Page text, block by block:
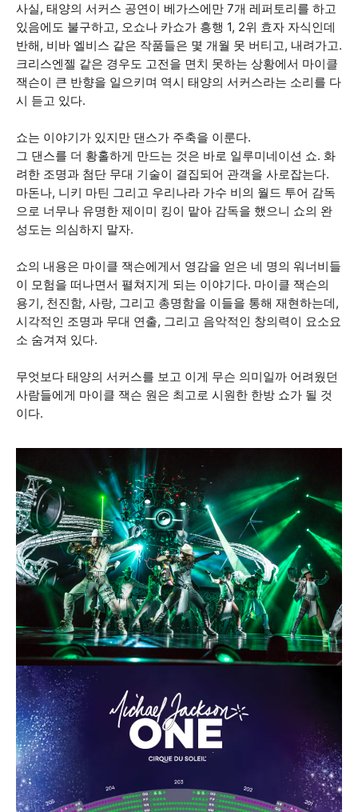
사실, 태양의 서커스 공연이 베가스에만 7개 레퍼토리를 하고
있음에도 불구하고, 오쇼나 카쇼가 흥행 1, 2위 효자 자식인데
반해, 비바 엘비스 같은 작품들은 몇 개월 못 버티고, 내려가고.
크리스엔젤 같은 경우도 고전을 면치 못하는 상황에서 마이클
잭슨이 큰 반향을 일으키며 역시 태양의 서커스라는 소리를 다
시 듣고 있다.
쇼는 이야기가 있지만 댄스가 주축을 이룬다.
그 댄스를 더 황홀하게 만드는 것은 바로 일루미네이션 쇼. 화
려한 조명과 첨단 무대 기술이 결집되어 관객을 사로잡는다.
마돈나, 니키 마틴 그리고 우리나라 가수 비의 월드 투어 감독
으로 너무나 유명한 제이미 킹이 맡아 감독을 했으니 쇼의 완
성도는 의심하지 말자.
쇼의 내용은 마이클 잭슨에게서 영감을 얻은 네 명의 워너비들
이 모험을 떠나면서 펼쳐지게 되는 이야기다. 마이클 잭슨의
용기, 천진함, 사랑, 그리고 총명함을 이들을 통해 재현하는데,
시각적인 조명과 무대 연출, 그리고 음악적인 창의력이 요소요
소 숨겨져 있다.
무엇보다 태양의 서커스를 보고 이게 무슨 의미일까 어려웠던
사람들에게 마이클 잭슨 원은 최고로 시원한 한방 쇼가 될 것
이다.